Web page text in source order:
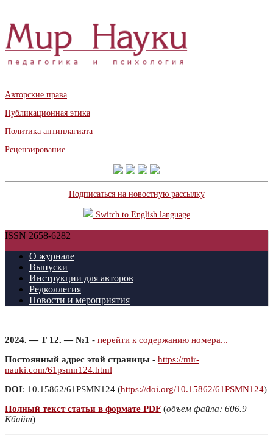
Авторские права
Публикационная этика
Политика антиплагиата
Рецензирование
Подписаться на новостную рассылку
Switch to English language
ISSN 2658-6282
О журнале
Выпуски
Инструкции для авторов
Редколлегия
Новости и мероприятия
2024. — Т 12. — №1 - перейти к содержанию номера...
Постоянный адрес этой страницы - https://mir-
nauki.com/61psmn124.html
DOI: 10.15862/61PSMN124 (https://doi.org/10.15862/61PSMN124)
Полный текст статьи в формате PDF (объем файла: 606.9
Кбайт)